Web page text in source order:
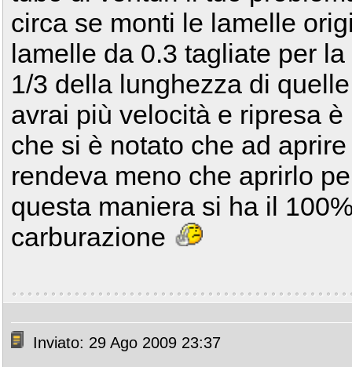
circa se monti le lamelle
lamelle da 0.3 tagliate per
1/3 della lunghezza di
avrai più velocità e ripresa
che si è notato che ad
rendeva meno che aprirlo
questa maniera si ha il
carburazione
Inviato: 29 Ago 2009 23:37